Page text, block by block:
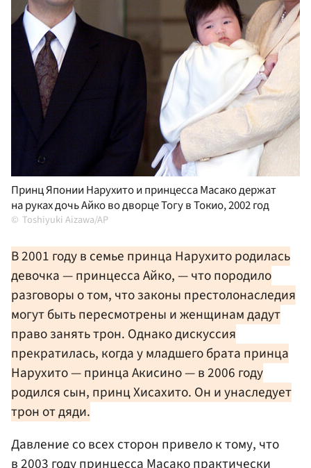
Принц Японии Нарухито и принцесса Масако держат
на руках дочь Айко во дворце Тогу в Токио, 2002 год
Toshiyuki Aizawa/AP
В 2001 году в семье принца Нарухито родилась
девочка — принцесса Айко, — что породило
разговоры о том, что законы престолонаследия
могут быть пересмотрены и женщинам дадут
право занять трон. Однако дискуссия
прекратилась, когда у младшего брата принца
Нарухито — принца Акисино — в 2006 году
родился сын, принц Хисахито. Он и унаследует
трон от дяди.
Давление со всех сторон привело к тому, что
в 2003 году принцесса Масако практически